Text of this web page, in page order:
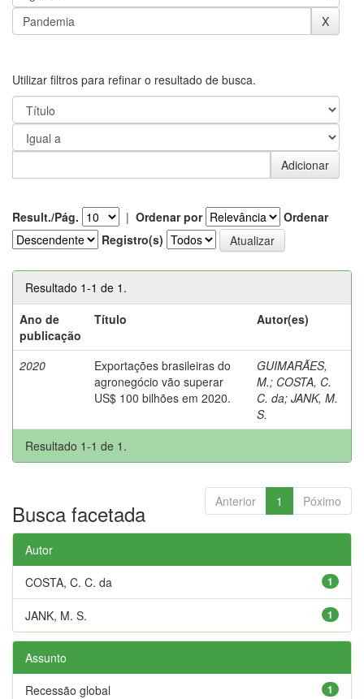
Utilizar filtros para refinar o resultado de busca.
Result./Pág. | Ordenar por
Ordenar
Registro(s)
Resultado 1-1 de 1.
Ano de
publicação
Título Autor(es)
2020
Exportações brasileiras do
agronegócio vão superar
US$ 100 bilhões em 2020.
GUIMARÃES,
M.; COSTA, C.
C. da; JANK, M.
S.
Resultado 1-1 de 1.
Anterior 1 Póximo
Busca facetada
Autor
1
COSTA, C. C. da
1
JANK, M. S.
Assunto
1
Recessão global